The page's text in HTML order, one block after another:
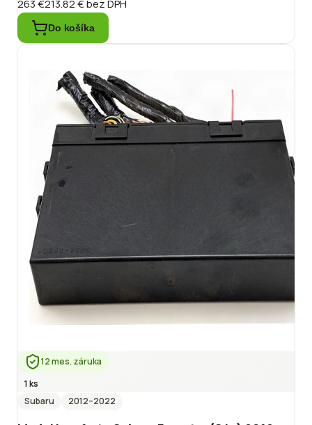
263 €213.82 €bez DPH
Do košíka
12 mes. záruka
1 ks
Subaru
2012–2022